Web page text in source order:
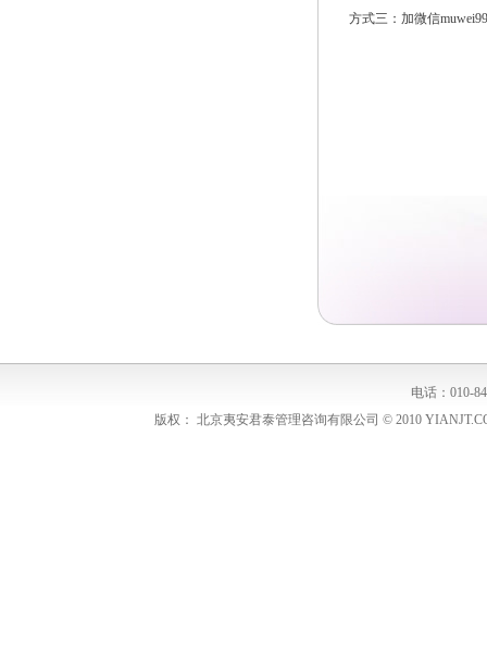
方式三：加微信
电话：010-
版权： 北京夷安君泰管理咨询有限公司 © 2010